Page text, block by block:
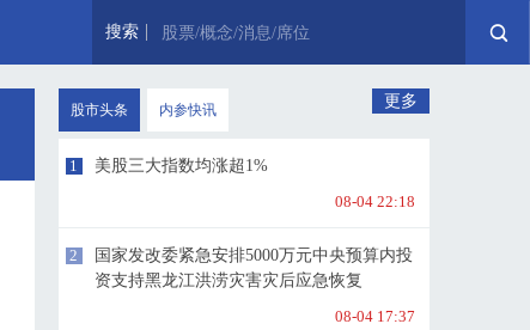
搜索 股票/概念/消息/席位
股市头条 内参快讯 更多
1
美股三大指数均涨超1%
08-04 22:18
2
国家发改委紧急安排5000万元中央预算内投
资支持黑龙江洪涝灾害灾后应急恢复
08-04 17:37